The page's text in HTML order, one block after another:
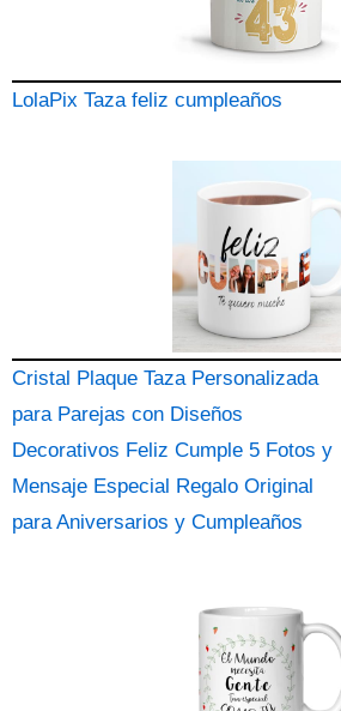
LolaPix Taza feliz cumpleaños
Cristal Plaque Taza Personalizada
para Parejas con Diseños
Decorativos Feliz Cumple 5 Fotos y
Mensaje Especial Regalo Original
para Aniversarios y Cumpleaños